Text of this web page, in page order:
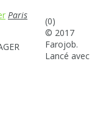
Paris
(0)
© 2017
Farojob.
Lancé avec